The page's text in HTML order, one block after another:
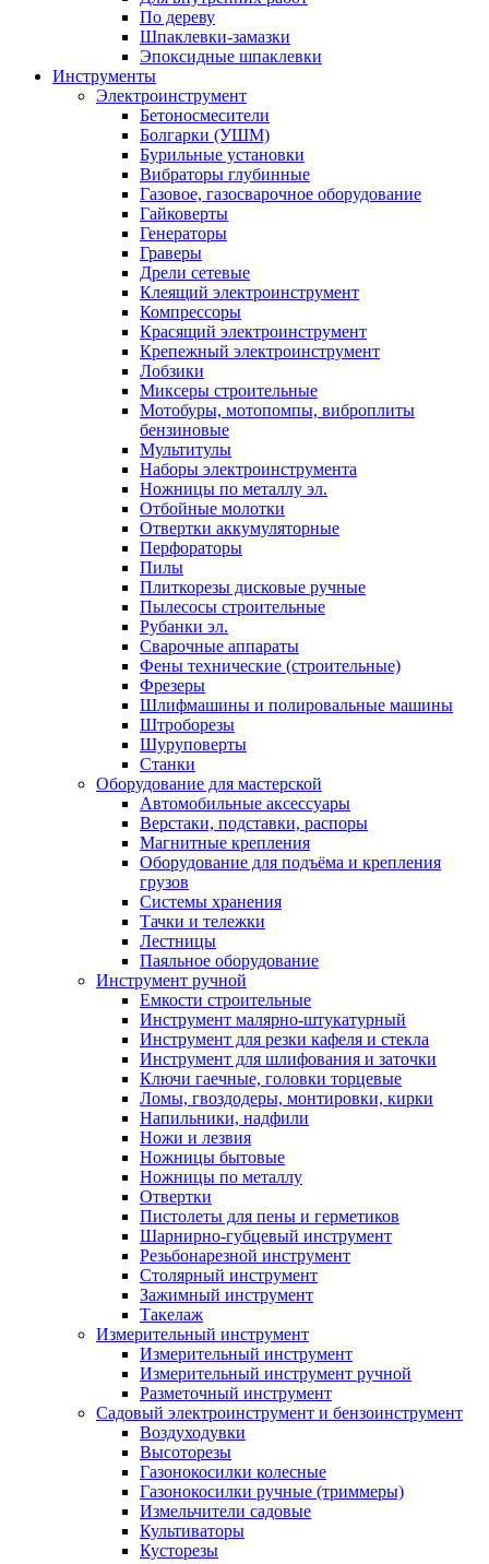
По дереву
Шпаклевки-замазки
Эпоксидные шпаклевки
Инструменты
Электроинструмент
Бетоносмесители
Болгарки (УШМ)
Бурильные установки
Вибраторы глубинные
Газовое, газосварочное оборудование
Гайковерты
Генераторы
Граверы
Дрели сетевые
Клеящий электроинструмент
Компрессоры
Красящий электроинструмент
Крепежный электроинструмент
Лобзики
Миксеры строительные
Мотобуры, мотопомпы, виброплиты
бензиновые
Мультитулы
Наборы электроинструмента
Ножницы по металлу эл.
Отбойные молотки
Отвертки аккумуляторные
Перфораторы
Пилы
Плиткорезы дисковые ручные
Пылесосы строительные
Рубанки эл.
Сварочные аппараты
Фены технические (строительные)
Фрезеры
Шлифмашины и полировальные машины
Штроборезы
Шуруповерты
Станки
Оборудование для мастерской
Автомобильные аксессуары
Верстаки, подставки, распоры
Магнитные крепления
Оборудование для подъёма и крепления
грузов
Системы хранения
Тачки и тележки
Лестницы
Паяльное оборудование
Инструмент ручной
Емкости строительные
Инструмент малярно-штукатурный
Инструмент для резки кафеля и стекла
Инструмент для шлифования и заточки
Ключи гаечные, головки торцевые
Ломы, гвоздодеры, монтировки, кирки
Напильники, надфили
Ножи и лезвия
Ножницы бытовые
Ножницы по металлу
Отвертки
Пистолеты для пены и герметиков
Шарнирно-губцевый инструмент
Резьбонарезной инструмент
Столярный инструмент
Зажимный инструмент
Такелаж
Измерительный инструмент
Измерительный инструмент
Измерительный инструмент ручной
Разметочный инструмент
Садовый электроинструмент и бензоинструмент
Воздуходувки
Высоторезы
Газонокосилки колесные
Газонокосилки ручные (триммеры)
Измельчители садовые
Культиваторы
Кусторезы